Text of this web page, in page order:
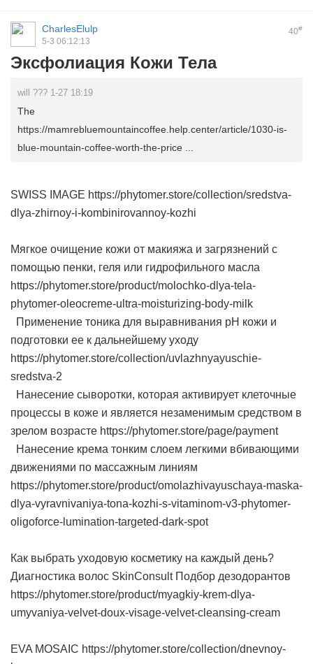
40#
CharlesElulp
5-3 06:12:13
Эксфолиация Кожи Тела
will ??? 1-27 18:19
The
https://mamrebluemountaincoffee.help.center/article/1030-is-
blue-mountain-coffee-worth-the-price ...
SWISS IMAGE https://phytomer.store/collection/sredstva-
dlya-zhirnoy-i-kombinirovannoy-kozhi
Мягкое очищение кожи от макияжа и загрязнений с
помощью пенки, геля или гидрофильного масла
https://phytomer.store/product/molochko-dlya-tela-
phytomer-oleocreme-ultra-moisturizing-body-milk
Применение тоника для выравнивания рН кожи и
подготовки ее к дальнейшему уходу
https://phytomer.store/collection/uvlazhnyayuschie-
sredstva-2
Нанесение сыворотки, которая активирует клеточные
процессы в коже и является незаменимым средством в
зрелом возрасте https://phytomer.store/page/payment
Нанесение крема тонким слоем легкими вбивающими
движениями по массажным линиям
https://phytomer.store/product/omolazhivayuschaya-maska-
dlya-vyravnivaniya-tona-kozhi-s-vitaminom-v3-phytomer-
oligoforce-lumination-targeted-dark-spot
Как выбрать уходовую косметику на каждый день?
Диагностика волос SkinСonsult Подбор дезодорантов
https://phytomer.store/product/myagkiy-krem-dlya-
umyvaniya-velvet-doux-visage-velvet-cleansing-cream
EVA MOSAIC https://phytomer.store/collection/dnevnoy-